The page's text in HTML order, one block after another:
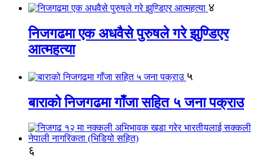
४
निजगढमा एक अधवैसे पुरुषले गरे झुण्डिएर
आत्महत्या
५
बाराको निजगढमा गाँजा सहित ५ जना पक्राउ
६